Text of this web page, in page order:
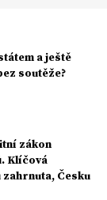
a ještě
soutěže?
zákon
Klíčová
Česku